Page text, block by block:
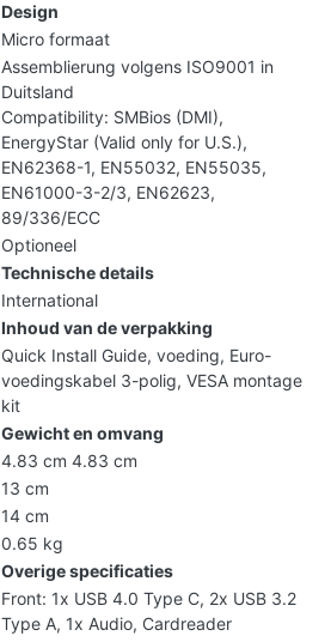
Design
Micro formaat
Assemblierung volgens ISO9001 in
Duitsland
Compatibility: SMBios (DMI),
EnergyStar (Valid only for U.S.),
EN62368-1, EN55032, EN55035,
EN61000-3-2/3, EN62623,
89/336/ECC
Optioneel
Technische details
International
Inhoud van de verpakking
Quick Install Guide, voeding, Euro-
voedingskabel 3-polig, VESA montage
kit
Gewicht en omvang
4.83 cm 4.83 cm
13 cm
14 cm
0.65 kg
Overige specificaties
Front: 1x USB 4.0 Type C, 2x USB 3.2
Type A, 1x Audio, Cardreader